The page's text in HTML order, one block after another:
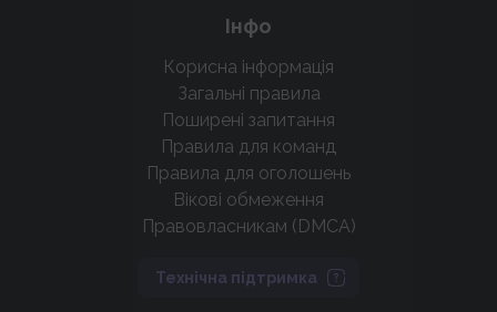
Інфо
Корисна інформація
Загальні правила
Поширені запитання
Правила для команд
Правила для оголошень
Вікові обмеження
Правовласникам (DMCA)
Технічна підтримка